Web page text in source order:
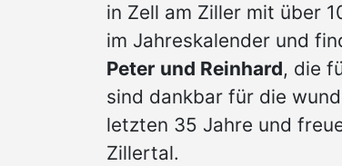
in Zell am Ziller mit über
im Jahreskalender und
Peter und Reinhard, die
sind dankbar für die
letzten 35 Jahre und
Zillertal.